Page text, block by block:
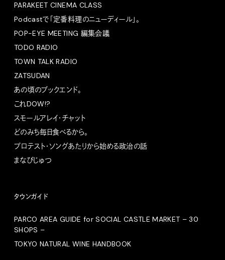
PARAKEET CINEMA CLASS
Podcastで「定番料理のニューディール」。
POP-EYE MEETING 編集会議
TODO RADIO
TOWN TALK RADIO
ZATSUDAN
あの頃のブックエンド。
これDOW!?
スモールアレイ・チャット
どのみち毎日食べるから。
プロテスト・ソングあたりから始める政治の話
まなびじゅつ
タウンガイド
PARCO AREA GUIDE for SOCIAL CASTLE MARKET – 30
SHOPS –
TOKYO NATURAL WINE HANDBOOK